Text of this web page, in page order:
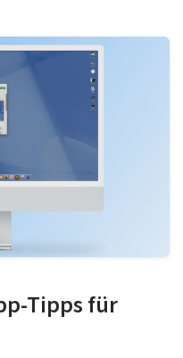
Tipps für